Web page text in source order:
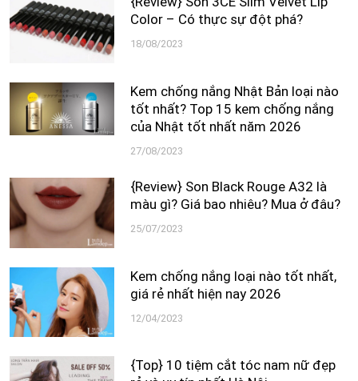
Color – Có thực sự đột phá?
18/08/2023
Kem chống nắng Nhật Bản loại nào
tốt nhất? Top 15 kem chống nắng
của Nhật tốt nhất năm 2026
27/08/2023
{Review} Son Black Rouge A32 là
màu gì? Giá bao nhiêu? Mua ở đâu?
25/07/2023
Kem chống nắng loại nào tốt nhất,
giá rẻ nhất hiện nay 2026
12/04/2023
{Top} 10 tiệm cắt tóc nam nữ đẹp